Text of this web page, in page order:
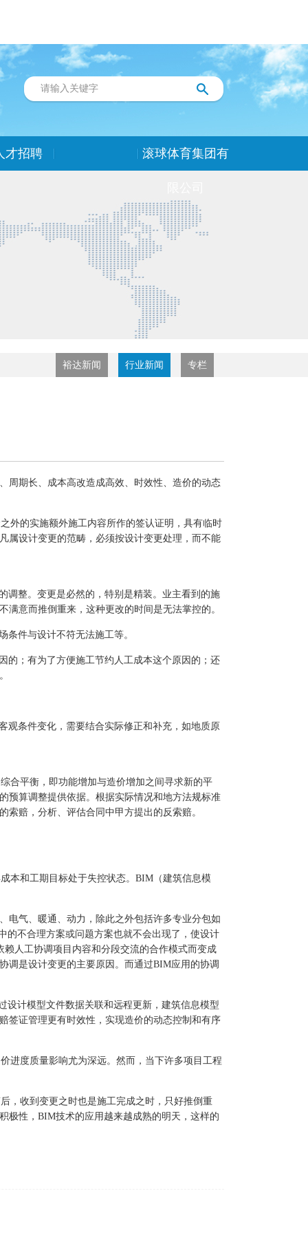
才招聘 滚球体育集团有
裕达新闻 行业新闻 专栏
周期长、成本高改造成高效、时效性、造价的动态
外的实施额外施工内容所作的签认证明，具有临时
属设计变更的范畴，必须按设计变更处理，而不能
调整。变更是必然的，特别是精装。业主看到的施
意而推倒重来，这种更改的时间是无法掌控的。
件与设计不符无法施工等。
的；有为了方便施工节约人工成本这个原因的；还
观条件变化，需要结合实际修正和补充，如地质原
合平衡，即功能增加与造价增加之间寻求新的平
预算调整提供依据。根据实际情况和地方法规标准
赔，分析、评估合同中甲方提出的反索赔。
本和工期目标处于失控状态。 BIM （建筑信息模
电气、暖通、动力，除此之外包括许多专业分包如
的不合理方案或问题方案也就不会出现了，使设计
赖人工协调项目内容和分段交流的合作模式而变成
调是设计变更的主要原因。而通过BIM应用的协调
设计模型文件数据关联和远程更新，建筑信息模型
签证管理更有时效性，实现造价的动态控制和有序
进度质量影响尤为深远。然而，当下许多项目工程
，收到变更之时也是施工完成之时，只好推倒重
极性， BIM技术的应用越来越成熟的明天，这样的